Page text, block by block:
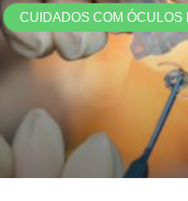
CUIDADOS COM ÓCULOS